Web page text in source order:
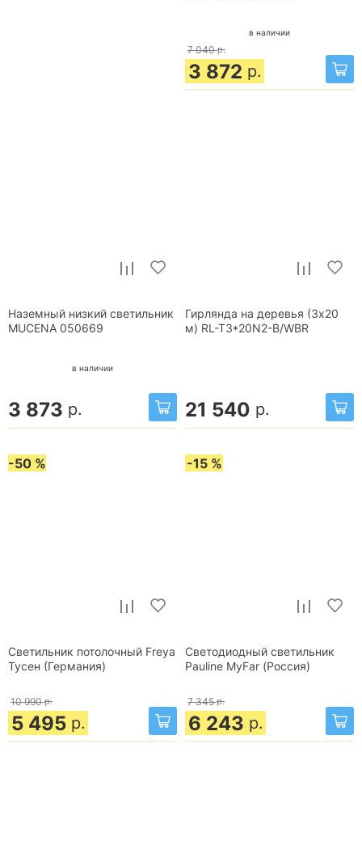
в наличии
7 040 р.
3 872 р.
Наземный низкий светильник
MUCENA 050669
в наличии
3 873 р.
Гирлянда на деревья (3х20
м) RL-T3*20N2-B/WBR
21 540 р.
-50 %
Светильник потолочный Freya
Тусен (Германия)
10 990 р.
5 495 р.
-15 %
Светодиодный светильник
Pauline MyFar (Россия)
7 345 р.
6 243 р.